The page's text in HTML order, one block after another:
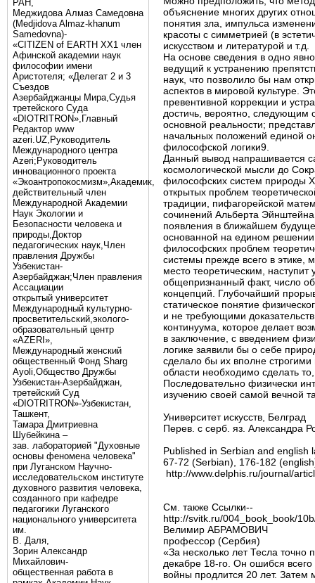
РАН,
Меджидова Алмаз Самедовна
(Medjidova Almaz-khanum
Samedovna)-
«CITIZEN of EARTH XX1 член
Афинской академии наук
философии имени
Аристотеля; «Делегат 2 и 3
Съездов
Азербайджанцы Мира,Судья
третейского Суда
«DIOTRITRON»,Главный
Редактор www
azeri.UZ,Руководитель
Международного центра
Аzeri;Руководитель
инновационного проекта
«Экоантропокосмизм»,Академик,
действительный член
Международной Академии
Наук Экологии и
Безопасности человека и
природы,Доктор
педагогических наук,Член
правления Дружбы
Узбекистан-
Азербайджан;Член правления
Ассациации
открытый университет
Международный культурно-
просветительский,эколого-
образовательный центр
«AZERI»,
Mеждународный женский
общественный Фонд Sharg
Аyoli,Общество Дружбы
Узбекистан-Азербайджан,
третейский Суд
«DIOTRITRON»-Узбекистан,
Ташкент,
Тамара Дмитриевна
Шубейкина –
зав. лабораторией "Духовные
основы феномена человека"
при Луганском Научно-
исследовательском институте
духовного развития человека,
созданного при кафедре
педагогики Луганского
национального университета
им.
В. Даля,
Зорин Александр
Михайлович-
общественная работа в
объяснение многих других
понятия зла, импульса
красоты с симметрией (в
искусством и литературой и т.д.
На основе сведения в одно
ведущий к устранению
наук, что позволило бы нам
аспектов в мировой культуре.
превентивной коррекции и
достичь, вероятно, следующим
основной реальности;
начальных положений единой
философской логики9.
Данный вывод напрашивается
космологической мысли до
философских систем природы
открытых проблем
традиции, пифагорейской
сочинений Альберта
появления в ближайшем
основанной на едином решении
философских проблем
системы прежде всего в этике,
место теоретическим,
общепризнанный факт, число
концепций. Глубочайший
статическое понятие
и не требующими
континуума, которое делает
в заключение, с введением
логике заявили бы о себе
сделало бы их вполне
области необходимо сделать
Последовательно физически
изучению своей самой вечной
Университет искусств, Белград
Перев. с серб. яз. Александра
Published in Serbian and english
67-72 (Serbian), 176-182
http://www.delphis.ru/journal/
См. также Ссылки--
http://svitk.ru/004_book_book/
Велимир АБРАМОВИЧ
профессор (Сербия)
«За несколько лет Тесла точно
декабре 18-го. Он ошибся
войны продлится 20 лет. Затем